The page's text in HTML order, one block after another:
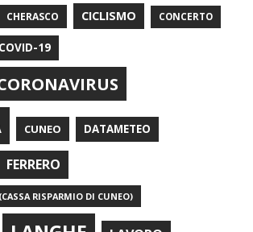
CHERASCO CICLISMO CONCERTO
COVID-19
CUNEO DATAMETEO
FERRERO
RISPARMIO DI CUNEO)